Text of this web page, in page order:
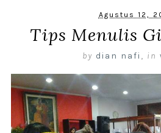
Agustus 12,
Tips Menulis
by dian nafi , in